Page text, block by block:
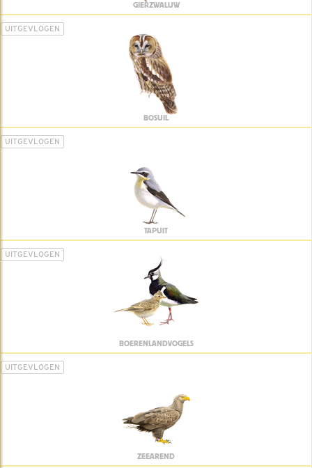
GIERZWALUW
UITGEVLOGEN
BOSUIL
UITGEVLOGEN
TAPUIT
UITGEVLOGEN
BOERENLANDVOGELS
UITGEVLOGEN
ZEEAREND